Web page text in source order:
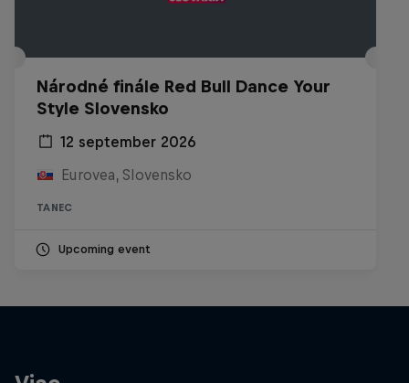
Národné finále Red Bull Dance Your
Style Slovensko
12 september 2026
Eurovea, Slovensko
TANEC
Upcoming event